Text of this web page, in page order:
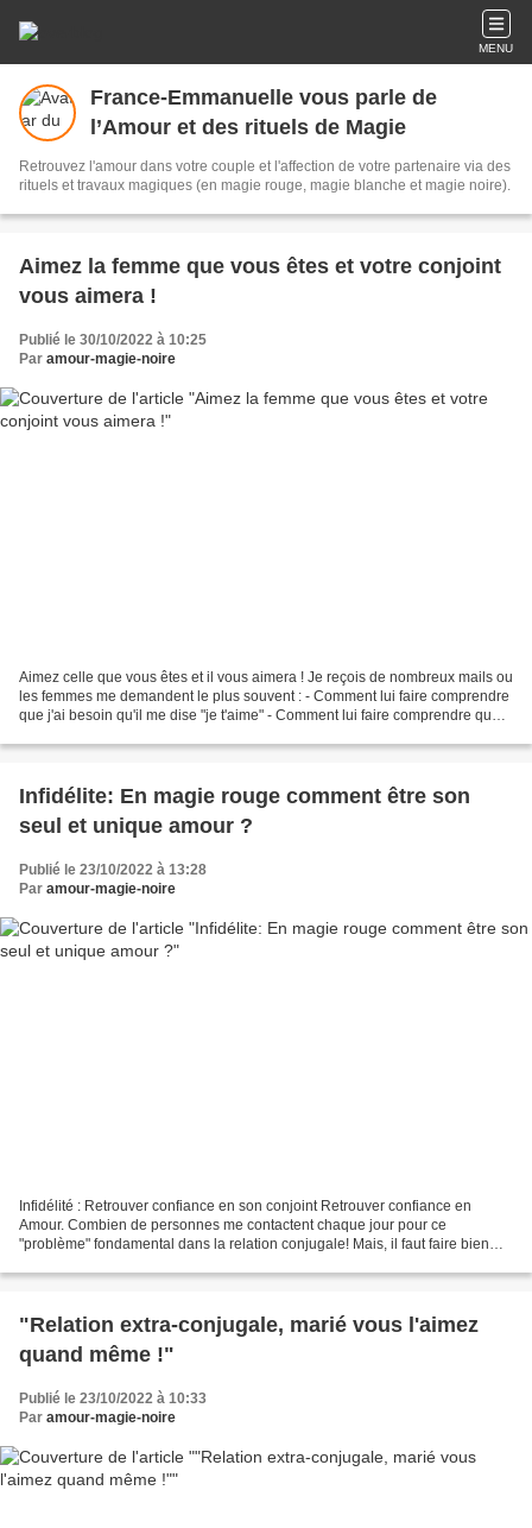
MENU
France-Emmanuelle vous parle de
l’Amour et des rituels de Magie
Retrouvez l'amour dans votre couple et l'affection de votre partenaire via des
rituels et travaux magiques (en magie rouge, magie blanche et magie noire).
Aimez la femme que vous êtes et votre conjoint
vous aimera !
Publié le 30/10/2022 à 10:25
Par amour-magie-noire
Aimez celle que vous êtes et il vous aimera ! Je reçois de nombreux mails ou
les femmes me demandent le plus souvent : - Comment lui faire comprendre
que j'ai besoin qu'il me dise "je t'aime" - Comment lui faire comprendre que
Infidélite: En magie rouge comment être son
seul et unique amour ?
Publié le 23/10/2022 à 13:28
Par amour-magie-noire
Infidélité : Retrouver confiance en son conjoint Retrouver confiance en
Amour. Combien de personnes me contactent chaque jour pour ce
"problème" fondamental dans la relation conjugale! Mais, il faut faire bien
"Relation extra-conjugale, marié vous l'aimez
quand même !"
Publié le 23/10/2022 à 10:33
Par amour-magie-noire